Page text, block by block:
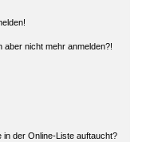
aber nicht mehr anmelden?!
der Online-Liste auftaucht?